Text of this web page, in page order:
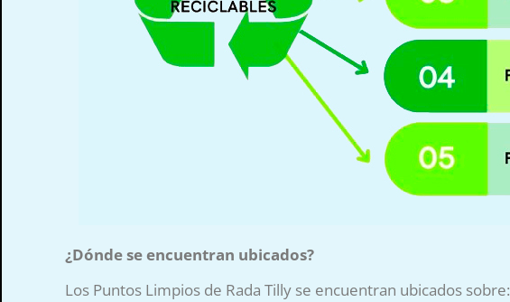
¿Dónde se encuentran ubicados?
Los Puntos Limpios de Rada Tilly se encuentran ubicados sobre: